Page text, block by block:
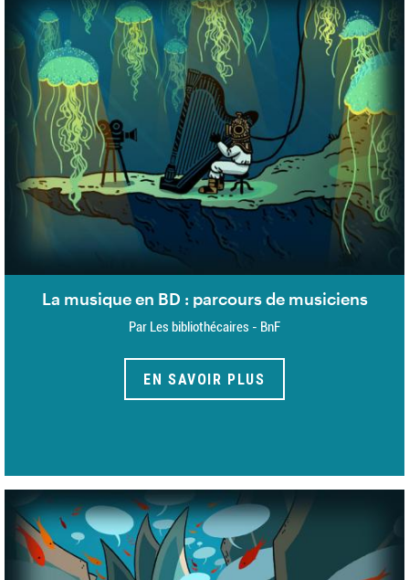
La musique en BD : parcours de musiciens
Par Les bibliothécaires - BnF
EN SAVOIR PLUS